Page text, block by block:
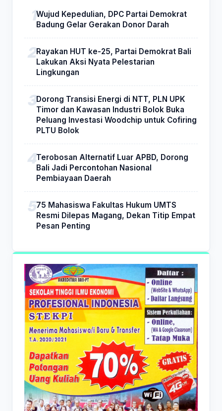
Wujud Kepedulian, DPC Partai Demokrat
Badung Gelar Gerakan Donor Darah
Rayakan HUT ke-25, Partai Demokrat Bali
Lakukan Aksi Nyata Pelestarian
Lingkungan
Dorong Transisi Energi di NTT, PLN UPK
Timor dan Kawasan Industri Bolok Buka
Peluang Investasi Woodchip untuk Cofiring
PLTU Bolok
Terobosan Alternatif Luar APBD, Dorong
Bali Jadi Percontohan Nasional
Pembiayaan Daerah
75 Mahasiswa Fakultas Hukum UMTS
Resmi Dilepas Magang, Dekan Titip Empat
Pesan Penting